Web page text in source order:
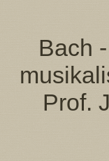
Bach
Prof.